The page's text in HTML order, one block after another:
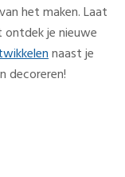
het maken. Laat
je nieuwe
naast je
decoreren!